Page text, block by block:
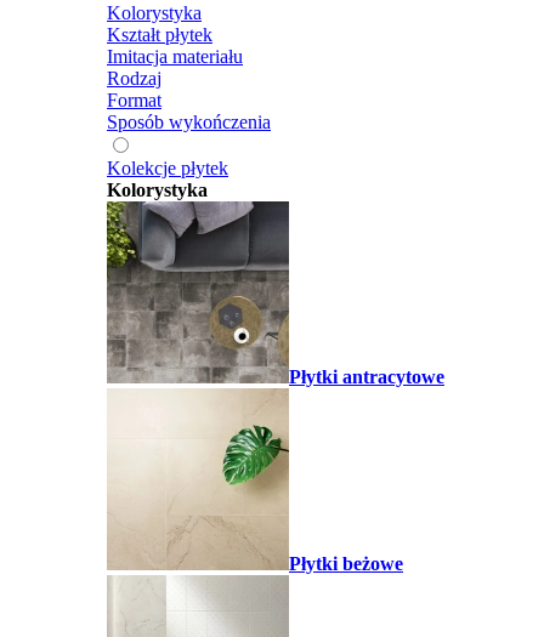
Kolorystyka
Kształt płytek
Imitacja materiału
Rodzaj
Format
Sposób wykończenia
Kolekcje płytek
Kolorystyka
Płytki antracytowe
Płytki beżowe